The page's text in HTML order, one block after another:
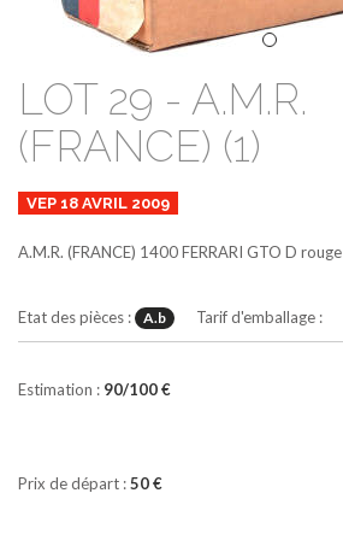
LOT 29 - A.M.R.
(FRANCE) (1)
VEP 18 AVRIL 2009
A.M.R. (FRANCE) 1400FERRARI GTO D rouge
Etat des pièces : A.b Tarif d'emballage :
Estimation : 90/100 €
Prix de départ :50 €